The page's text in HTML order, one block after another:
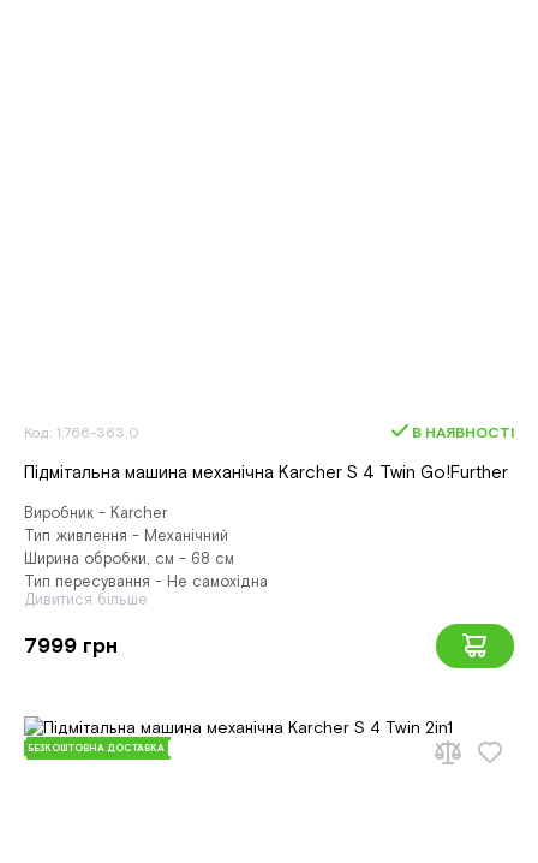
Код: 1.766-363.0 В НАЯВНОСТІ
Підмітальна машина механічна Karcher S 4 Twin Go!Further
Виробник - Karcher
Тип живлення - Механічний
Ширина обробки, см - 68 см
Тип пересування - Не самохідна
Дивитися більше
7999 грн
БЕЗКОШТОВНА ДОСТАВКА